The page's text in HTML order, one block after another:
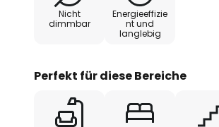
Nicht
dimmbar
Energieeffizie
nt und
langlebig
Perfekt für diese Bereiche